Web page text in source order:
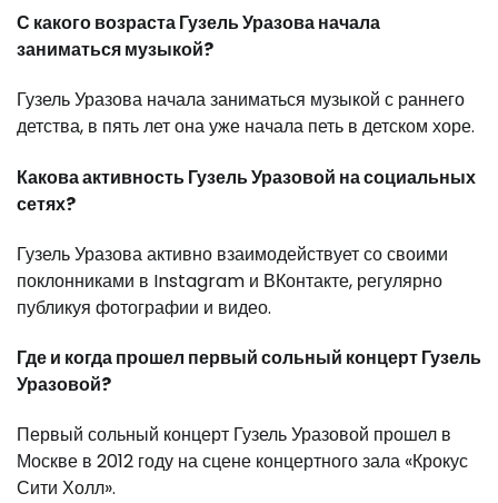
С какого возраста Гузель Уразова начала
заниматься музыкой?
Гузель Уразова начала заниматься музыкой с раннего
детства, в пять лет она уже начала петь в детском хоре.
Какова активность Гузель Уразовой на социальных
сетях?
Гузель Уразова активно взаимодействует со своими
поклонниками в Instagram и ВКонтакте, регулярно
публикуя фотографии и видео.
Где и когда прошел первый сольный концерт Гузель
Уразовой?
Первый сольный концерт Гузель Уразовой прошел в
Москве в 2012 году на сцене концертного зала «Крокус
Сити Холл».